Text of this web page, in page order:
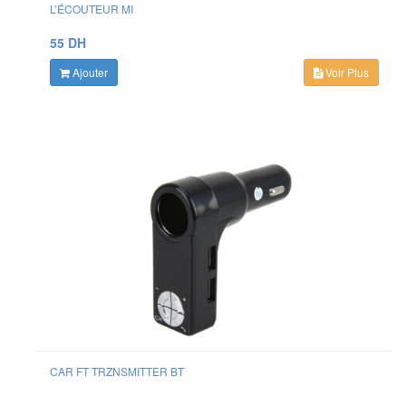
L’ÉCOUTEUR MI
55 DH
Ajouter Voir Plus
CAR FT TRZNSMITTER BT